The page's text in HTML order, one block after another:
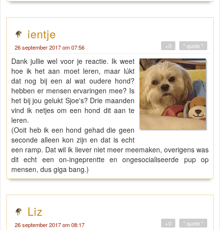
ientje
26 september 2017 om 07:56 " quote "
+0
Dank jullie wel voor je reactie. Ik weet
hoe ik het aan moet leren, maar lúkt
dat nog bij een al wat oudere hond?
hebben er mensen ervaringen mee? Is
het bij jou gelukt Sjoe's? Drie maanden
vind ik netjes om een hond dit aan te
leren.
(Ooit heb ik een hond gehad die geen
seconde alleen kon zijn en dat is echt
een ramp. Dat wil ik liever niet meer meemaken, overigens was
dit echt een on-ingeprentte en ongesocialiseerde pup op
mensen, dus giga bang.)
Liz
26 september 2017 om 08:17 " quote "
+0